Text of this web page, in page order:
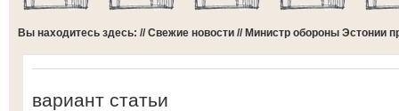
Вы находитесь здесь: //Свежие новости // Министр обороны Эстонии
вариант статьи